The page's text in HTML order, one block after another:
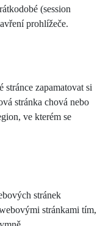
(session
prohlížeče.
zapamatovat si
stránka chová nebo
ve kterém se
stránek
stránkami tím,